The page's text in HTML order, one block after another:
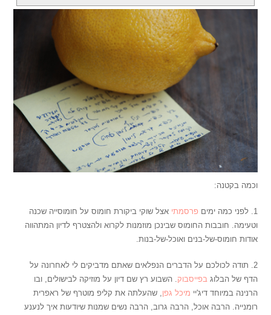
וכמה בקטנה:
1. לפני כמה ימים פרסמתיאצל שוקי ביקורת חומוס על חומוסייה שכנה
וטעימה. חובבות החומוס שבינכן מוזמנות לקרוא ולהצטרף לדיון המתהווה
אודות חומוס-של-בנים ואוכל-של-בנות.
2. תודה לכולכם על הדברים הנפלאים שאתם מדביקים לי לאחרונה על
הדף של הבלוג בפייסבוק . השבוע רץ שם דיון על מוזיקה לבישולים, ובו
הרנינה במיוחד דיג'יי מיכל גפן , שהעלתה את קליפ מוטרף של ראפרית
רומנייה. הרבה אוכל, הרבה גרוב, הרבה נשים שמנות שיודעות איך לנענע